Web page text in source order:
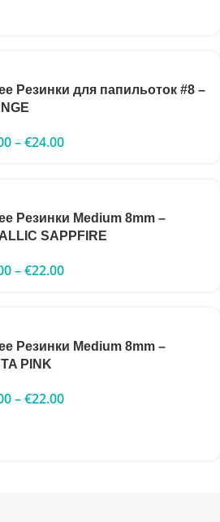
Резинки для папильоток #8 –
–€24.00
Резинки Medium 8mm –
SAPPFIRE
–€22.00
Резинки Medium 8mm –
PINK
–€22.00